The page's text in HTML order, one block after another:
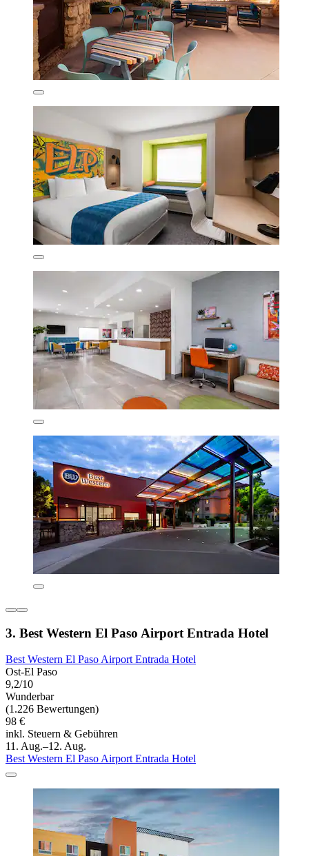
3. Best Western El Paso Airport Entrada Hotel
Best Western El Paso Airport Entrada Hotel
Ost-El Paso
9,2/10
Wunderbar
(1.226 Bewertungen)
98 €
inkl. Steuern & Gebühren
11. Aug.–12. Aug.
Best Western El Paso Airport Entrada Hotel